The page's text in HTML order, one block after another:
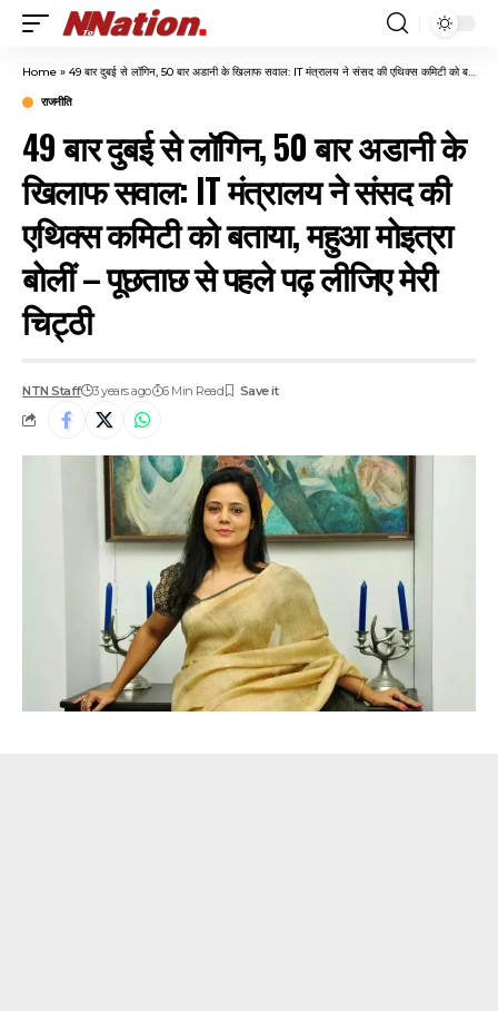
Home » 49 बार दुबई से लॉगिन, 50 बार अडानी के खिलाफ सवाल: IT मंत्रालय ने संसद की एथिक्स कमिटी को बताया, महुआ मोइत्रा बोलीं – पूछताछ से पहले पढ़ लीजिए मेरी चिट्ठी
राजनीति
49 बार दुबई से लॉगिन, 50 बार अडानी के
खिलाफ सवाल: IT मंत्रालय ने संसद की
एथिक्स कमिटी को बताया, महुआ मोइत्रा
बोलीं – पूछताछ से पहले पढ़ लीजिए मेरी
चिट्ठी
NTN Staff 3 years ago 6 Min Read